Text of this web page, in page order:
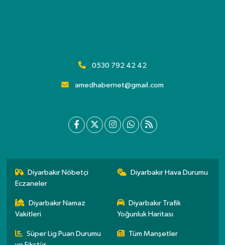
0530 792 42 42
amedhabernet@gmail.com
Diyarbakır Nöbetçi
Eczaneler
Diyarbakır Hava Durumu
Diyarbakır Namaz
Vakitleri
Diyarbakır Trafik
Yoğunluk Haritası
Süper Lig Puan Durumu
Tüm Manşetler